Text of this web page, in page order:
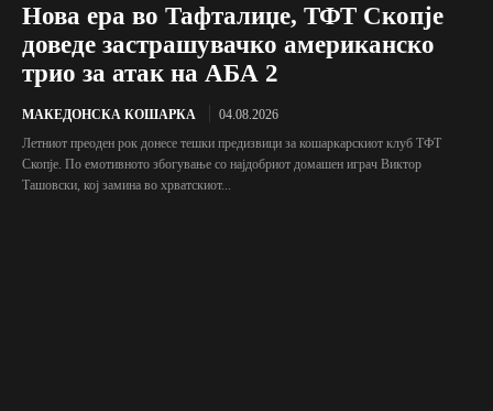
Нова ера во Тафталиџе, ТФТ Скопје
доведе застрашувачко американско
трио за атак на АБА 2
МАКЕДОНСКА КОШАРКА
04.08.2026
Летниот преоден рок донесе тешки предизвици за кошаркарскиот клуб ТФТ
Скопје. По емотивното збогување со најдобриот домашен играч Виктор
Ташовски, кој замина во хрватскиот...